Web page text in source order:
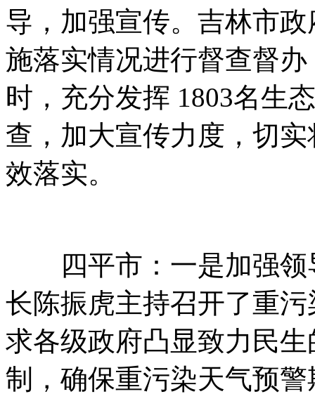
导，加强宣传。吉林市
施落实情况进行督查督
时，充分发挥 1803名生
查，加大宣传力度，切
效落实。
四平市：一是加强领
长陈振虎主持召开了重
求各级政府凸显致力民
制，确保重污染天气预